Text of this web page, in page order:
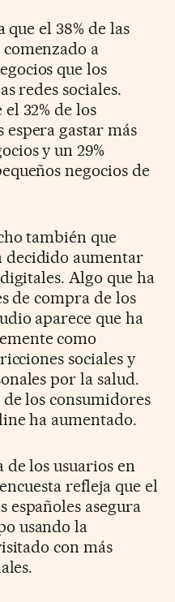
que el 38% de las
a
que los
redes sociales.
32% de los
espera gastar más
y un 29%
negocios de
también que
decidido aumentar
Algo que ha
de compra de los
aparece que ha
como
sociales y
por la salud.
los consumidores
ha aumentado.
de los usuarios en
refleja que el
españoles asegura
usando la
con más